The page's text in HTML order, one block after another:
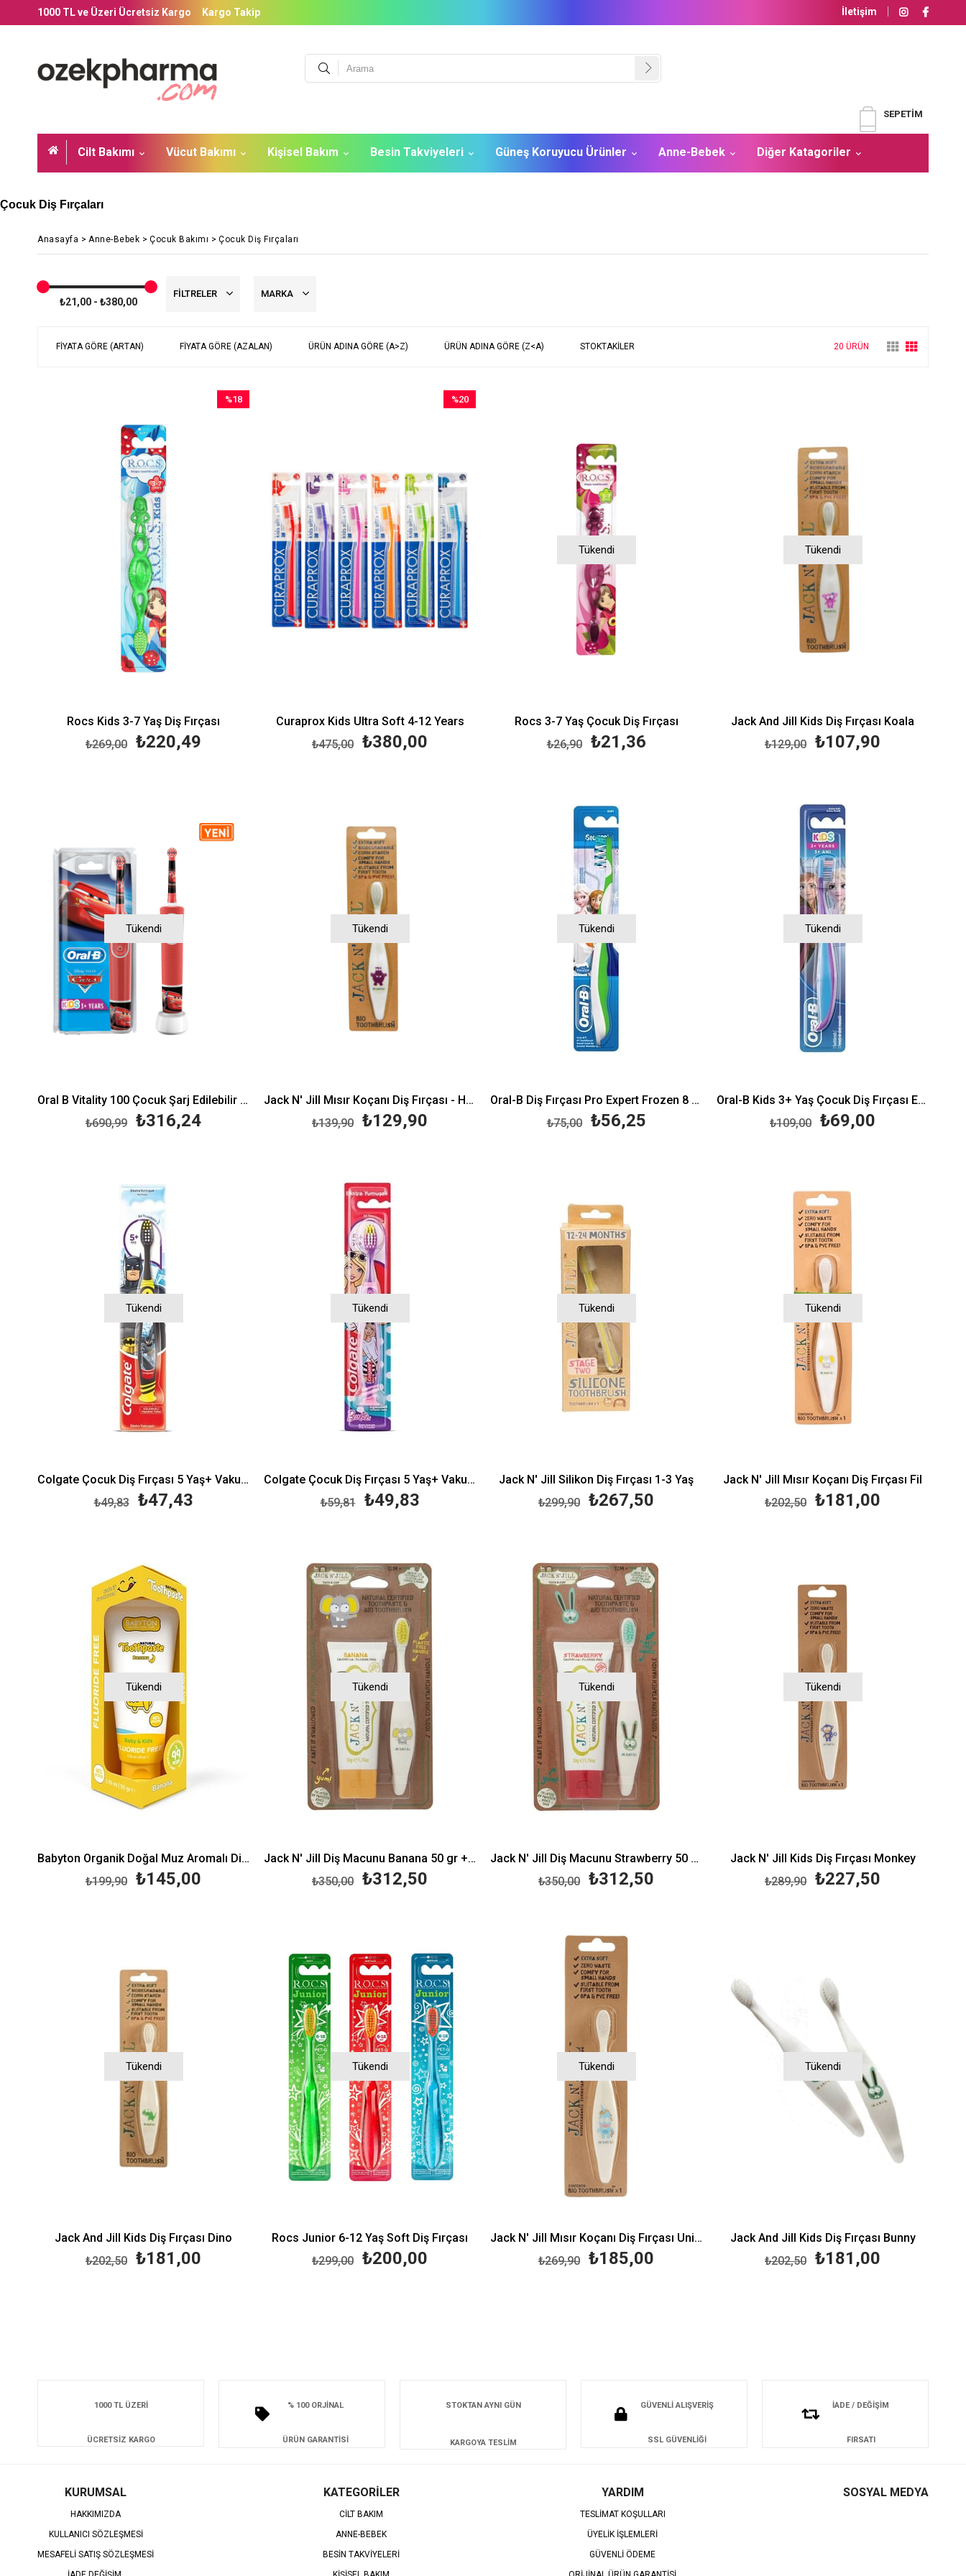
1000 TL ve Üzeri Ücretsiz Kargo Kargo Takip İletişim
SEPETIM
Cilt Bakımı Vücut Bakımı Kişisel Bakım Besin Takviyeleri Güneş Koruyucu Ürünler Anne-Bebek Diğer Katagoriler
Çocuk Diş Fırçaları
Anasayfa > Anne-Bebek > Çocuk Bakımı > Çocuk Diş Fırçaları
₺21,00 - ₺380,00
FILTRELER MARKA
FIYATA GÖRE (ARTAN) FIYATA GÖRE (AZALAN) ÜRÜN ADINA GÖRE (A>Z) ÜRÜN ADINA GÖRE (Z<A) STOKTAKILER 20 ÜRÜN
Rocs Kids 3-7 Yaş Diş Fırçası
₺220,49
₺269,00
%18
Curaprox Kids Ultra Soft 4-12 Years
₺380,00
₺475,00
%20
Tükendi
Rocs 3-7 Yaş Çocuk Diş Fırçası
₺21,36
₺26,90
Tükendi
Jack And Jill Kids Diş Fırçası Koala
₺107,90
₺129,00
Tükendi
Oral B Vitality 100 Çocuk Şarj Edilebilir Diş Fırçası Cars
₺316,24
₺690,99
Tükendi
Jack N' Jill Mısır Koçanı Diş Fırçası - Hippo
₺129,90
₺139,90
Tükendi
Oral-B Diş Fırçası Pro Expert Frozen 8 Yaş+ Diş Fırçası
₺56,25
₺75,00
Tükendi
Oral-B Kids 3+ Yaş Çocuk Diş Fırçası Extra Soft
₺69,00
₺109,00
Tükendi
Colgate Çocuk Diş Fırçası 5 Yaş+ Vakumlu - Batman
₺47,43
₺49,83
Tükendi
Colgate Çocuk Diş Fırçası 5 Yaş+ Vakumlu - Barbie
₺49,83
₺59,81
Tükendi
Jack N' Jill Silikon Diş Fırçası 1-3 Yaş
₺267,50
₺299,90
Tükendi
Jack N' Jill Mısır Koçanı Diş Fırçası Fil
₺181,00
₺202,50
Tükendi
Babyton Organik Doğal Muz Aromalı Diş Macunu 50 gr
₺145,00
₺199,90
Tükendi
Jack N' Jill Diş Macunu Banana 50 gr + Diş Fırçası
₺312,50
₺350,00
Tükendi
Jack N' Jill Diş Macunu Strawberry 50 gr + Diş Fırçası
₺312,50
₺350,00
Tükendi
Jack N' Jill Kids Diş Fırçası Monkey
₺227,50
₺289,90
Tükendi
Jack And Jill Kids Diş Fırçası Dino
₺181,00
₺202,50
Tükendi
Rocs Junior 6-12 Yaş Soft Diş Fırçası
₺200,00
₺299,00
Tükendi
Jack N' Jill Mısır Koçanı Diş Fırçası Unicorn
₺185,00
₺269,90
Tükendi
Jack And Jill Kids Diş Fırçası Bunny
₺181,00
₺202,50
1000 TL ÜZERİ
ÜCRETSİZ KARGO
% 100 ORJİNAL
ÜRÜN GARANTİSİ
STOKTAN AYNI GÜN
KARGOYA TESLİM
GÜVENLİ ALIŞVERİŞ
SSL GÜVENLİĞİ
İADE / DEĞİŞİM
FIRSATI
KURUMSAL
HAKKIMIZDA
KULLANICI SÖZLEŞMESİ
MESAFELİ SATIŞ SÖZLEŞMESİ
KATEGORİLER
CİLT BAKIM
ANNE-BEBEK
BESİN TAKVİYELERİ
YARDIM
TESLİMAT KOŞULLARI
ÜYELİK İŞLEMLERİ
GÜVENLİ ÖDEME
SOSYAL MEDYA